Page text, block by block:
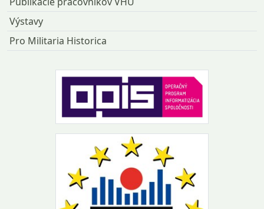
Výstavy
Pro Militaria Historica